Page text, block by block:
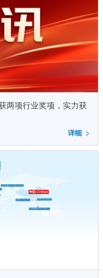
两项行业奖项，实力获
详细